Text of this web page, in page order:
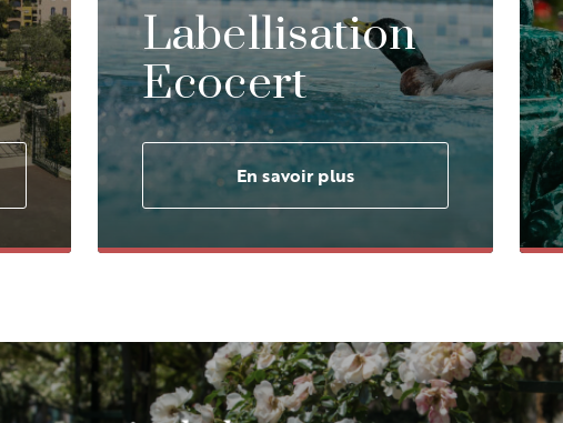
Labellisation
Ecocert
En savoir plus